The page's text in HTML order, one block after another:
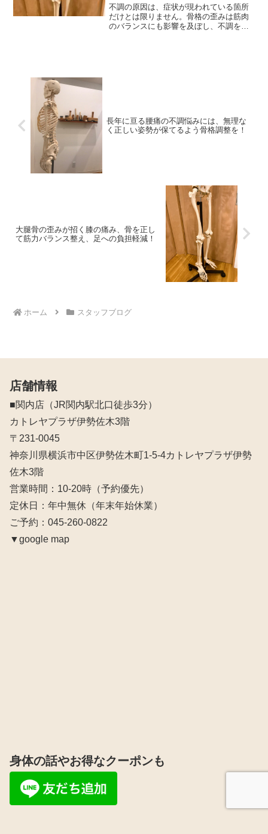
不調の原因は、症状が現われている箇所
だけとは限りません。骨格の歪みは筋肉
のバランスにも影響を及ぼし、不調を招
長年に亘る腰痛の不調悩みには、無理な
く正しい姿勢が保てるよう骨格調整を！
大腿骨の歪みが招く膝の痛み、骨を正し
て筋力バランス整え、足への負担軽減！
ホーム スタッフブログ
店舗情報
■関内店（JR関内駅北口徒歩3分）
カトレヤプラザ伊勢佐木3階
〒231-0045
神奈川県横浜市中区伊勢佐木町1-5-4カトレヤプラザ伊勢
佐木3階
営業時間：10‐20時（予約優先）
定休日：年中無休（年末年始休業）
ご予約：045-260-0822
▼google map
身体の話やお得なクーポンも